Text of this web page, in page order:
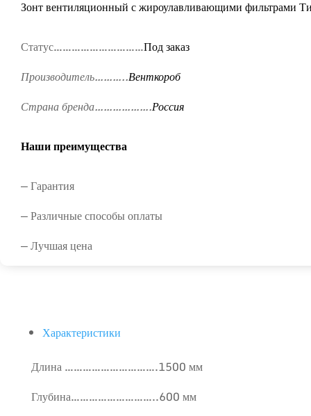
Зонт вентиляционный с жироулавливающими фильтрами
Статус…………………………Под заказ
Производитель………..Венткороб
Страна бренда……………….Россия
Наши преимущества
— Гарантия
— Различные способы оплаты
— Лучшая цена
Характеристики
Длина ………………………….1500 мм
Глубина………………………..600 мм